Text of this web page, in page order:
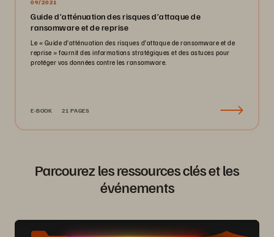
09/2021
Guide d’atténuation des risques d’attaque de
ransomware et de reprise
Le « Guide d’atténuation des risques d’attaque de ransomware et de
reprise » fournit des informations stratégiques et des astuces pour
protéger vos données contre les ransomware.
E-BOOK 21 PAGES
Parcourez les ressources clés et les
événements